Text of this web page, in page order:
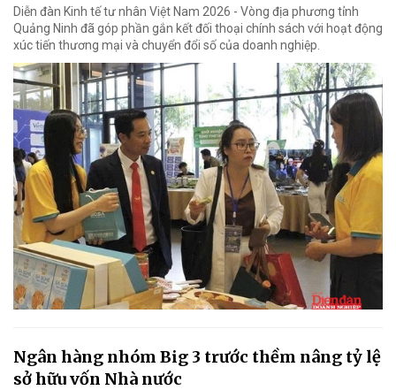
Diễn đàn Kinh tế tư nhân Việt Nam 2026 - Vòng địa phương tỉnh
Quảng Ninh đã góp phần gắn kết đối thoại chính sách với hoạt động
xúc tiến thương mại và chuyển đổi số của doanh nghiệp.
Ngân hàng nhóm Big 3 trước thềm nâng tỷ lệ
sở hữu vốn Nhà nước